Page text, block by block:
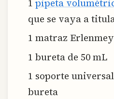
1pipeta
que se vaya a
1 matraz
1 bureta de 50 mL
1 soporte
bureta